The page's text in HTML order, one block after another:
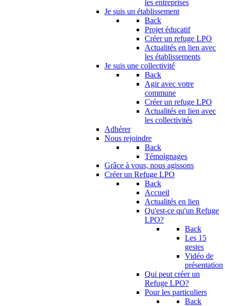
les entreprises
Je suis un établissement
Back
Projet éducatif
Créer un refuge LPO
Actualités en lien avec
les établissements
Je suis une collectivité
Back
Agir avec votre
commune
Créer un refuge LPO
Actualités en lien avec
les collectivités
Adhérer
Nous rejoindre
Back
Témoignages
Grâce à vous, nous agissons
Créer un Refuge LPO
Back
Accueil
Actualités en lien
Qu'est-ce qu'un Refuge
LPO?
Back
Les 15
gestes
Vidéo de
présentation
Qui peut créer un
Refuge LPO?
Pour les particuliers
Back